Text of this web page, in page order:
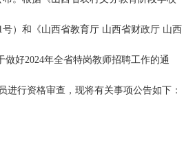
）和《山西省教育厅 山西省财政厅 山西
好2024年全省特岗教师招聘工作的通
进行资格审查，现将有关事项公告如下：